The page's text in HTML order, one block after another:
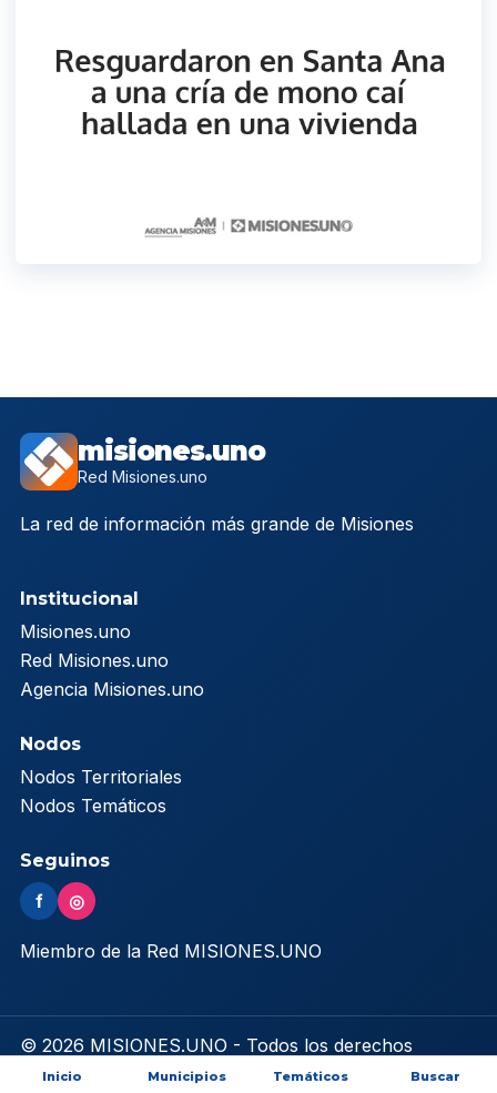
misiones.uno
Red Misiones.uno
La red de información más grande de Misiones
Institucional
Misiones.uno
Red Misiones.uno
Agencia Misiones.uno
Nodos
Nodos Territoriales
Nodos Temáticos
Seguinos
f ◎
Miembro de la Red MISIONES.UNO
© 2026 MISIONES.UNO - Todos los derechos
reservados
Inicio Municipios Temáticos Buscar